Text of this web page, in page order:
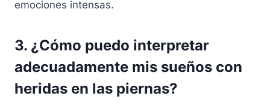
emociones intensas.
3. ¿Cómo puedo interpretar
adecuadamente mis sueños con
heridas en las piernas?